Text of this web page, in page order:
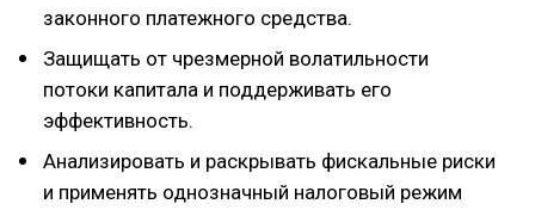
законного платежного средства.
Защищать от чрезмерной волатильности
потоки капитала и поддерживать его
эффективность.
Анализировать и раскрывать фискальные риски
и применять однозначный налоговый режим